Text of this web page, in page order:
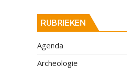
RUBRIEKEN
Agenda
Archeologie